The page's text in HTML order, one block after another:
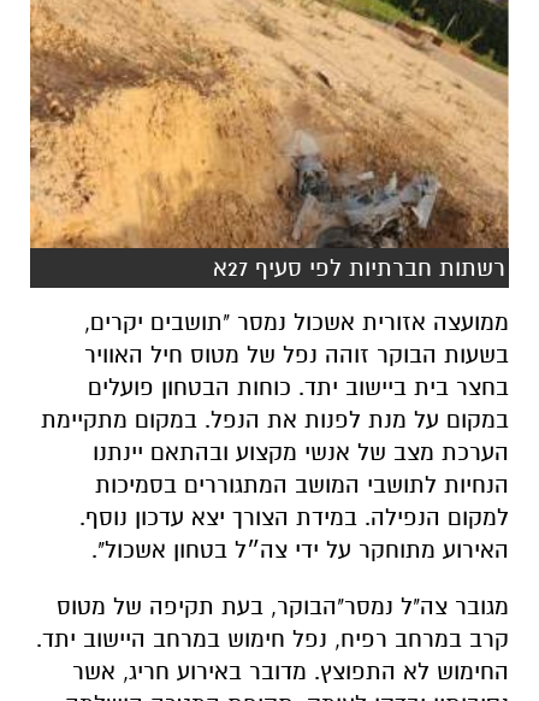
רשתות חברתיות לפי סעיף 27א
ממועצה אזורית אשכול נמסר "תושבים יקרים,
בשעות הבוקר זוהה נפל של מטוס חיל האוויר
בחצר בית ביישוב יתד. כוחות הבטחון פועלים
במקום על מנת לפנות את הנפל. במקום מתקיימת
הערכת מצב של אנשי מקצוע ובהתאם יינתנו
הנחיות לתושבי המושב המתגוררים בסמיכות
למקום הנפילה. במידת הצורך יצא עדכון נוסף.
האירוע מתוחקר על ידי צה״ל בטחון אשכול".
מגובר צה"ל נמסר"הבוקר, בעת תקיפה של מטוס
קרב במרחב רפיח, נפל חימוש במרחב היישוב יתד.
החימוש לא התפוצץ. מדובר באירוע חריג, אשר